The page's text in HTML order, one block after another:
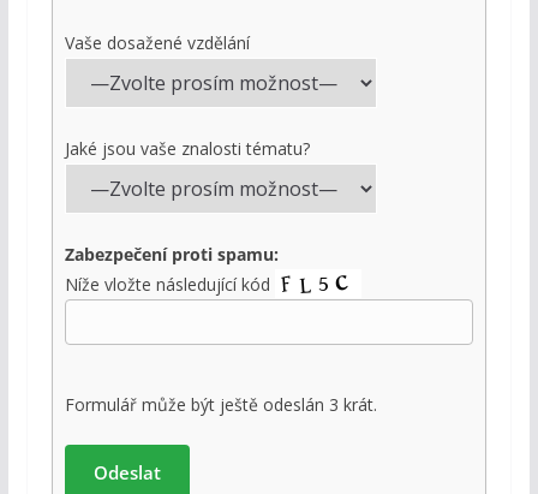
Vaše dosažené vzdělání
Jaké jsou vaše znalosti tématu?
Zabezpečení proti spamu:
Níže vložte následující kód
Formulář může být ještě odeslán 3 krát.